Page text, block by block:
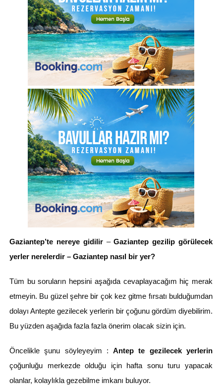
Gaziantep’te nereye gidilir –Gaziantep gezilip görülecek
yerler nerelerdir – Gaziantep nasıl bir yer?
Tüm bu soruların hepsini aşağıda cevaplayacağım hiç merak
etmeyin. Bu güzel şehre bir çok kez gitme fırsatı bulduğumdan
dolayı Antepte gezilecek yerlerin bir çoğunu gördüm diyebilirim.
Bu yüzden aşağıda fazla fazla önerim olacak sizin için.
Öncelikle şunu söyleyeyim :Antep te gezilecek yerlerin
çoğunluğu merkezde olduğu için hafta sonu turu yapacak
olanlar, kolaylıkla gezebilme imkanı buluyor.